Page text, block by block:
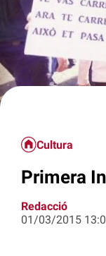
Cultura
Primera
Redacció
01/03/2015